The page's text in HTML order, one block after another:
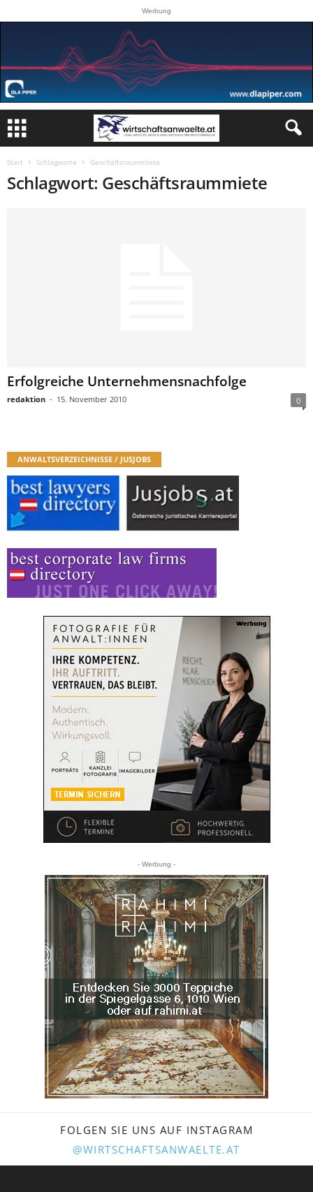
Werbung
Start Schlagworte Geschäftsraummiete
Schlagwort: Geschäftsraummiete
Erfolgreiche Unternehmensnachfolge
redaktion - 15. November 2010 0
ANWALTSVERZEICHNISSE / JUSJOBS
- Werbung -
FOLGEN SIE UNS AUF INSTAGRAM
@WIRTSCHAFTSANWAELTE.AT